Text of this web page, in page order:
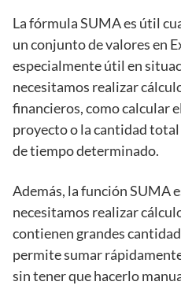
La fórmula SUMA es útil
un conjunto de valores en
especialmente útil en
necesitamos realizar
financieros, como calcular
proyecto o la cantidad
de tiempo determinado.
Además, la función SUMA
necesitamos realizar
contienen grandes
permite sumar
sin tener que hacerlo